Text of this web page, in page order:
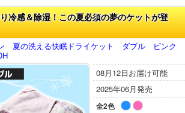
冷感＆除湿！この夏必須の夢のケットが登
夏の洗える快眠ドライケット ダブル ピンク
08月12日お届け可能
2025年06月発売
全2色